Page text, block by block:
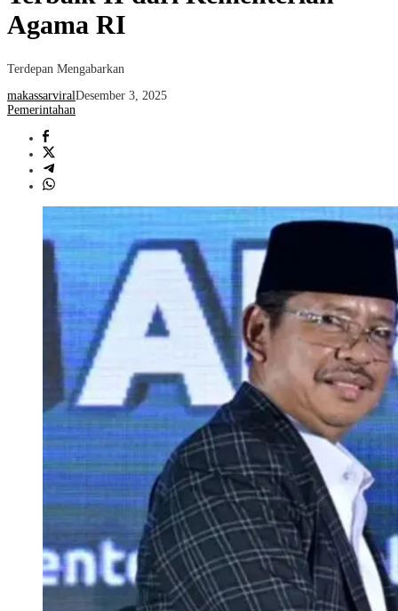
Agama RI
Terdepan Mengabarkan
makassarviralDesember 3, 2025
Pemerintahan